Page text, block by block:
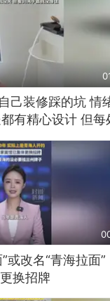
己装修踩的坑 情
有精心设计 但每
或改名“青海拉面”
换招牌